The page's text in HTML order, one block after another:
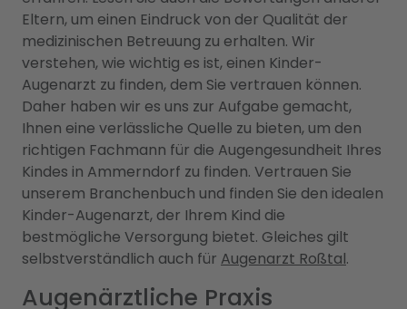
Eltern, um einen Eindruck von der Qualität der
medizinischen Betreuung zu erhalten. Wir
verstehen, wie wichtig es ist, einen Kinder-
Augenarzt zu finden, dem Sie vertrauen können.
Daher haben wir es uns zur Aufgabe gemacht,
Ihnen eine verlässliche Quelle zu bieten, um den
richtigen Fachmann für die Augengesundheit Ihres
Kindes in Ammerndorf zu finden. Vertrauen Sie
unserem Branchenbuch und finden Sie den idealen
Kinder-Augenarzt, der Ihrem Kind die
bestmögliche Versorgung bietet. Gleiches gilt
selbstverständlich auch für Augenarzt Roßtal.
Augenärztliche Praxis